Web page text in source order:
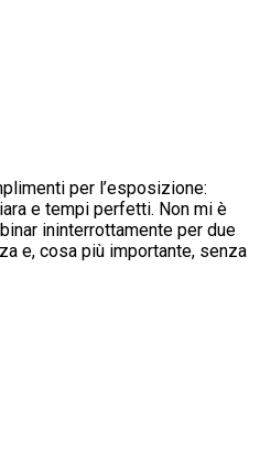
per l’esposizione:
e tempi perfetti. Non mi è
ininterrottamente per due
e, cosa più importante, senza